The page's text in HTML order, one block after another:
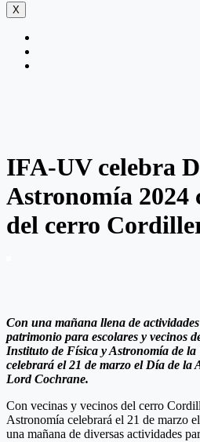
X
IFA-UV celebra
Astronomía 2024
del cerro
Con una mañana llena de
patrimonio para escolares y vecinos
Instituto de Física y Astronomía de
celebrará el 21 de marzo el Día de la
Lord Cochrane.
Con vecinas y vecinos del cerro
Astronomía celebrará el 21 de marzo
una mañana de diversas actividades